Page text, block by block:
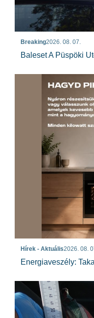
Breaking2026. 08. 07.
Baleset A Püspöki
Hírek - Aktuális2026. 08.
Energiaveszély: